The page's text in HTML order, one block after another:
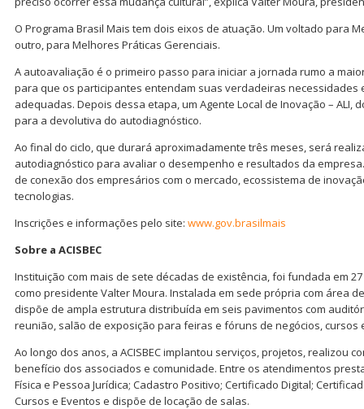
O Programa Brasil Mais tem dois eixos de atuação. Um voltado para
outro, para Melhores Práticas Gerenciais.
A autoavaliação é o primeiro passo para iniciar a jornada rumo a
para que os participantes entendam suas verdadeiras necessidades
adequadas. Depois dessa etapa, um Agente Local de Inovação – ALI,
para a devolutiva do autodiagnóstico.
Ao final do ciclo, que durará aproximadamente três meses, será
autodiagnóstico para avaliar o desempenho e resultados da
de conexão dos empresários com o mercado, ecossistema de
tecnologias.
Inscrições e informações pelo site: www.gov.brasilmais
Sobre a ACISBEC
Instituição com mais de sete décadas de existência, foi fundada em
como presidente Valter Moura. Instalada em sede própria com área
dispõe de ampla estrutura distribuída em seis pavimentos com
reunião, salão de exposição para feiras e fóruns de negócios, cursos
Ao longo dos anos, a ACISBEC implantou serviços, projetos, realizou
benefício dos associados e comunidade. Entre os atendimentos
Física e Pessoa Jurídica; Cadastro Positivo; Certificado Digital;
Cursos e Eventos e dispõe de locação de salas.